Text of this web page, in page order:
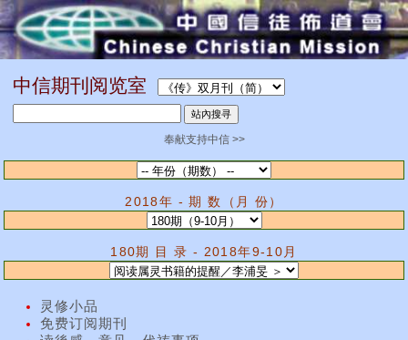
中信期刊阅览室
奉献支持中信 >>
2018年 - 期 数（月 份）
180期 目 录 - 2018年9-10月
灵修小品
免费订阅期刊